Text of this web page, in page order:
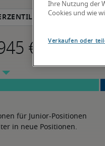
für Junior-Positionen
in neue Positionen.
Ihre Nutzung der
Cookies und wie
Verkaufen oder